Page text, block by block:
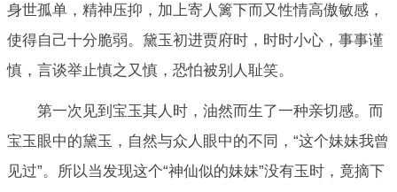
身世孤单，精神压抑，加上寄人篱下而又性情高傲敏感，
使得自己十分脆弱。黛玉初进贾府时，时时小心，事事谨
慎，言谈举止慎之又慎，恐怕被别人耻笑。
第一次见到宝玉其人时，油然而生了一种亲切感。而
宝玉眼中的黛玉，自然与众人眼中的不同，“这个妹妹我曾
见过”。所以当发现这个“神仙似的妹妹”没有玉时，竟摘下